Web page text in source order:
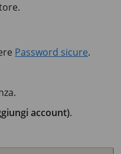
Password sicure.
account).